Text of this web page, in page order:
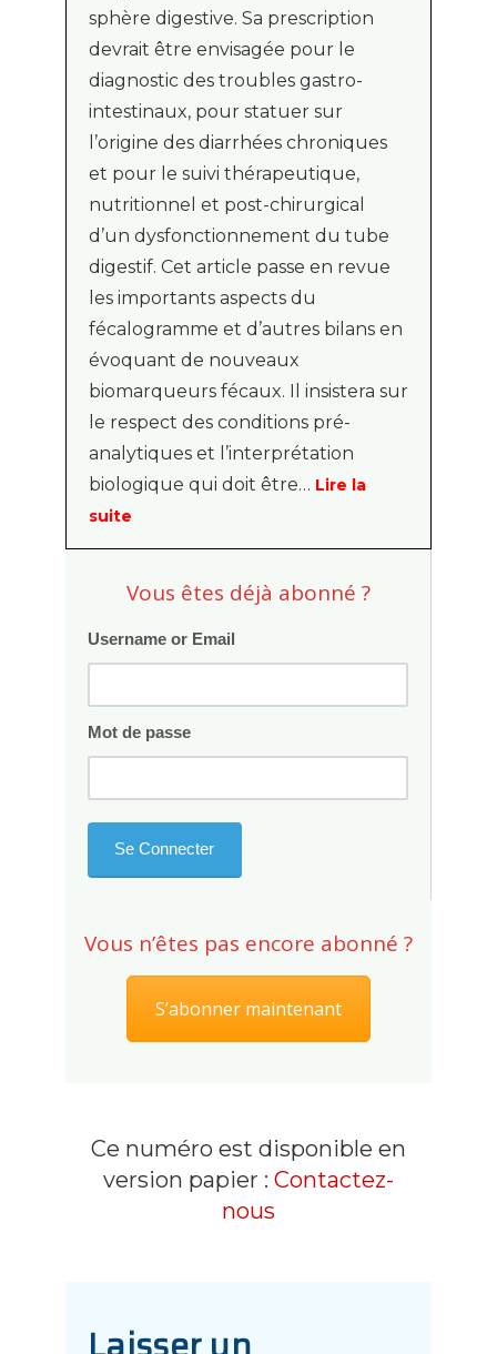
sphère digestive. Sa prescription
devrait être envisagée pour le
diagnostic des troubles gastro-
intestinaux, pour statuer sur
l’origine des diarrhées chroniques
et pour le suivi thérapeutique,
nutritionnel et post-chirurgical
d’un dysfonctionnement du tube
digestif. Cet article passe en revue
les importants aspects du
fécalogramme et d’autres bilans en
évoquant de nouveaux
biomarqueurs fécaux. Il insistera sur
le respect des conditions pré-
analytiques et l’interprétation
biologique qui doit être… Lire la
suite
Vous êtes déjà abonné ?
Username or Email
Mot de passe
Vous n’êtes pas encore abonné ?
S’abonner maintenant
Ce numéro est disponible en
version papier : Contactez-
nous